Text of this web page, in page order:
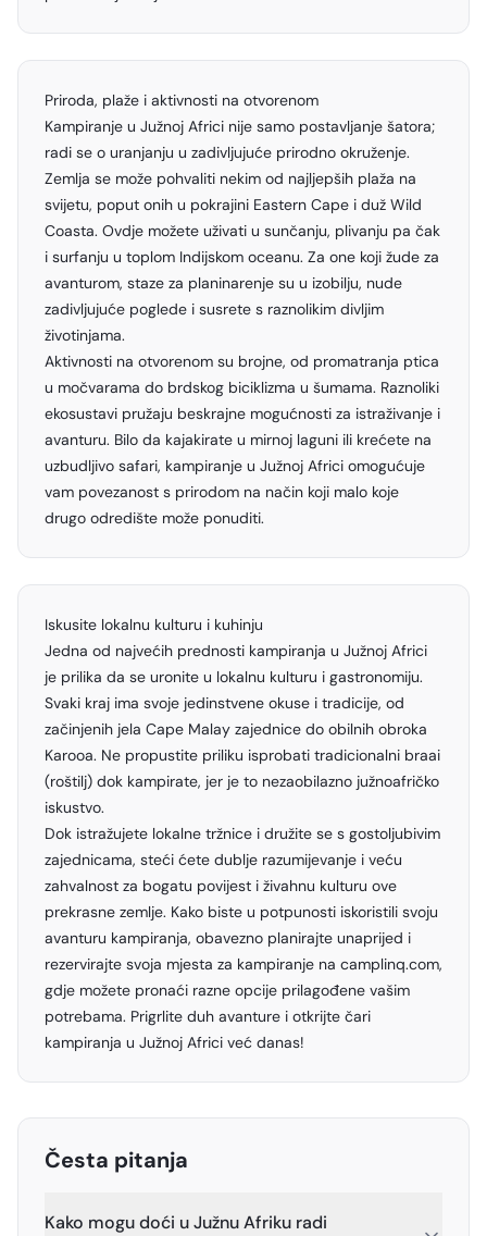
Priroda, plaže i aktivnosti na otvorenom
Kampiranje u Južnoj Africi nije samo postavljanje šatora;
radi se o uranjanju u zadivljujuće prirodno okruženje.
Zemlja se može pohvaliti nekim od najljepših plaža na
svijetu, poput onih u pokrajini Eastern Cape i duž Wild
Coasta. Ovdje možete uživati u sunčanju, plivanju pa čak
i surfanju u toplom Indijskom oceanu. Za one koji žude za
avanturom, staze za planinarenje su u izobilju, nude
zadivljujuće poglede i susrete s raznolikim divljim
životinjama.
Aktivnosti na otvorenom su brojne, od promatranja ptica
u močvarama do brdskog biciklizma u šumama. Raznoliki
ekosustavi pružaju beskrajne mogućnosti za istraživanje i
avanturu. Bilo da kajakirate u mirnoj laguni ili krećete na
uzbudljivo safari, kampiranje u Južnoj Africi omogućuje
vam povezanost s prirodom na način koji malo koje
drugo odredište može ponuditi.
Iskusite lokalnu kulturu i kuhinju
Jedna od najvećih prednosti kampiranja u Južnoj Africi
je prilika da se uronite u lokalnu kulturu i gastronomiju.
Svaki kraj ima svoje jedinstvene okuse i tradicije, od
začinjenih jela Cape Malay zajednice do obilnih obroka
Karooa. Ne propustite priliku isprobati tradicionalni braai
(roštilj) dok kampirate, jer je to nezaobilazno južnoafričko
iskustvo.
Dok istražujete lokalne tržnice i družite se s gostoljubivim
zajednicama, steći ćete dublje razumijevanje i veću
zahvalnost za bogatu povijest i živahnu kulturu ove
prekrasne zemlje. Kako biste u potpunosti iskoristili svoju
avanturu kampiranja, obavezno planirajte unaprijed i
rezervirajte svoja mjesta za kampiranje na camplinq.com,
gdje možete pronaći razne opcije prilagođene vašim
potrebama. Prigrlite duh avanture i otkrijte čari
kampiranja u Južnoj Africi već danas!
Česta pitanja
Kako mogu doći u Južnu Afriku radi